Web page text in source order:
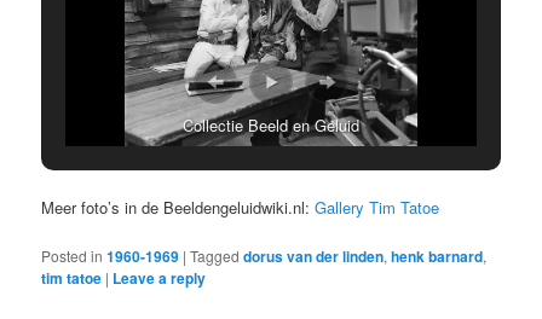
Collectie Beeld en Geluid
Meer foto’s in de Beeldengeluidwiki.nl:Gallery Tim Tatoe
Posted in 1960-1969 |Tagged dorus van der linden,henk barnard,
tim tatoe | Leave a reply